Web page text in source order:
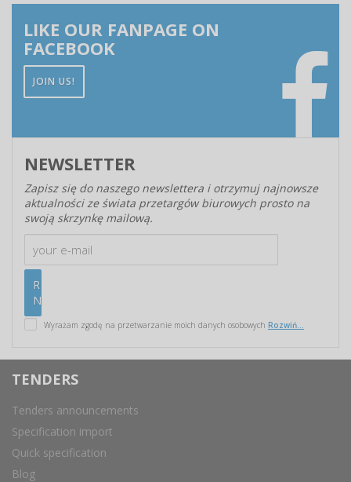
LIKE OUR FANPAGE ON
FACEBOOK
JOIN US!
NEWSLETTER
Zapisz się do naszego newslettera i otrzymuj najnowsze
aktualności ze świata przetargów biurowych prosto na
swoją skrzynkę mailową.
Wyrażam zgodę na przetwarzanie moich danych osobowych Rozwiń...
TENDERS
Tenders announcements
Specification import
Quick specification
Blog